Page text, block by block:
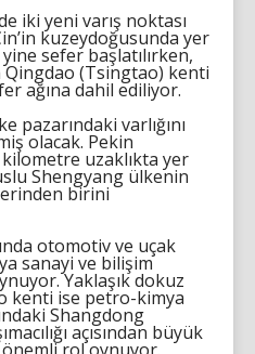
iki yeni varış noktası
kuzeydoğusunda yer
sefer başlatılırken,
Qingdao (Tsingtao) kenti
ağına dahil ediliyor.
pazarındaki varlığını
olacak. Pekin
uzaklıkta yer
Shengyang ülkenin
birini
otomotiv ve uçak
sanayi ve bilişim
Yaklaşık dokuz
kenti ise petro-kimya
Shangdong
açısından büyük